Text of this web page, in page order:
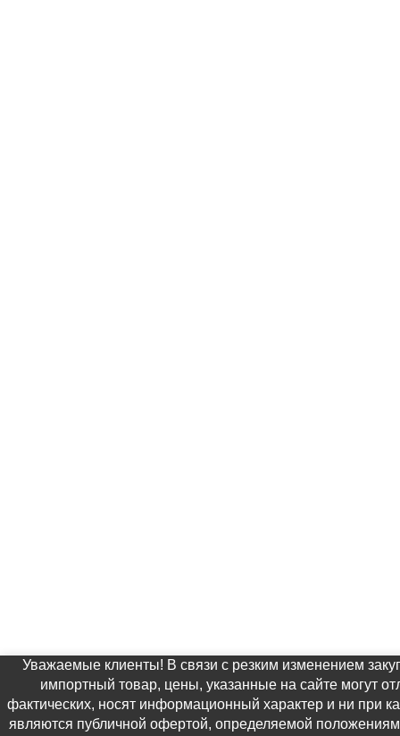
Уважаемые клиенты! В связи с резким изменением
импортный товар, цены, указанные на сайте могут
фактических, носят информационный характер и ни при
являются публичной офертой, определяемой